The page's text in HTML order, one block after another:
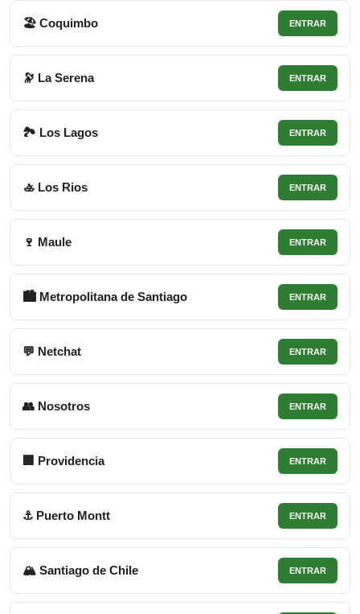
🏖 Coquimbo ENTRAR
🔭 La Serena ENTRAR
🏞 Los Lagos ENTRAR
🚣 Los Rios ENTRAR
🍷 Maule ENTRAR
🏙 Metropolitana de Santiago ENTRAR
💬 Netchat ENTRAR
👥 Nosotros ENTRAR
🏢 Providencia ENTRAR
⚓ Puerto Montt ENTRAR
🏔 Santiago de Chile ENTRAR